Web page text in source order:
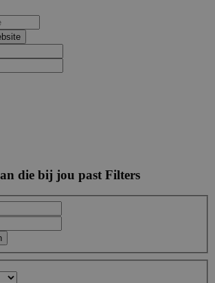
die bij jou past Filters